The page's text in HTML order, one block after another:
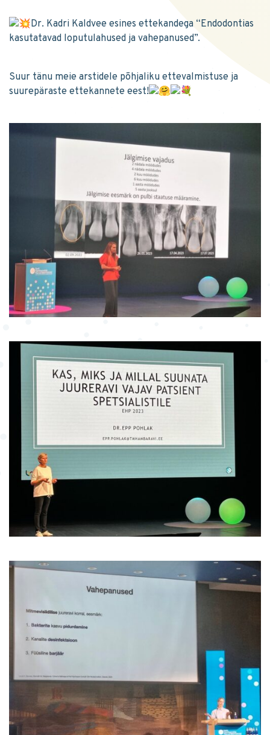
Dr. Kadri Kaldvee esines ettekandega “Endodontias
kasutatavad loputulahused ja vahepanused”.
Suur tänu meie arstidele põhjaliku ettevalmistuse ja
suurepäraste ettekannete eest!